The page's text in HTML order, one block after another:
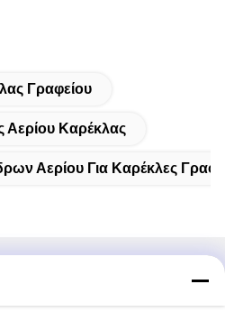
Γραφείου
Αερίου Καρέκλας
Αερίου Για Καρέκλες